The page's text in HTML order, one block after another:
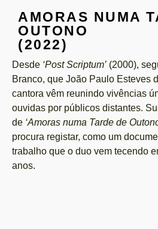
AMORAS NUMA
OUTONO
(2022)
Desde ‘Post Scriptum’ (2000),
Branco, que João Paulo Esteves
cantora vêm reunindo vivências
ouvidas por públicos distantes.
de ‘Amoras numa Tarde de
procura registar, como um
trabalho que o duo vem tecendo
anos.